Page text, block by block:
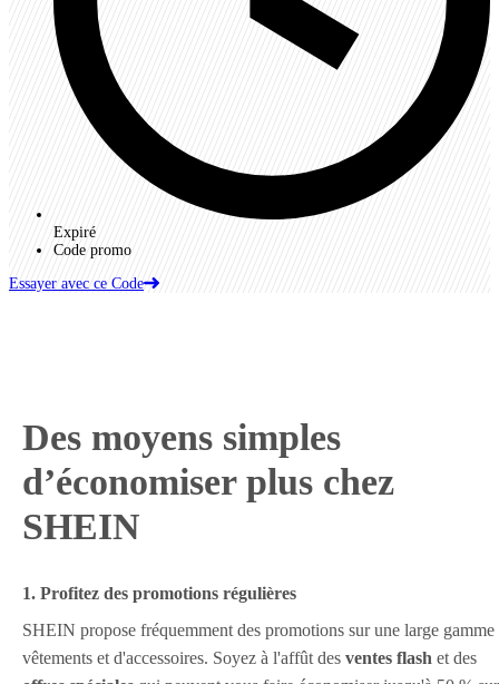
Expiré
Code promo
Essayer avec ce Code
Des moyens simples
d’économiser plus chez
SHEIN
1. Profitez des promotions régulières
SHEIN propose fréquemment des promotions sur une large gamme
vêtements et d'accessoires. Soyez à l'affût des ventes flash et des